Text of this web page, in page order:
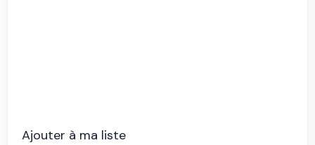
Ajouter à ma liste